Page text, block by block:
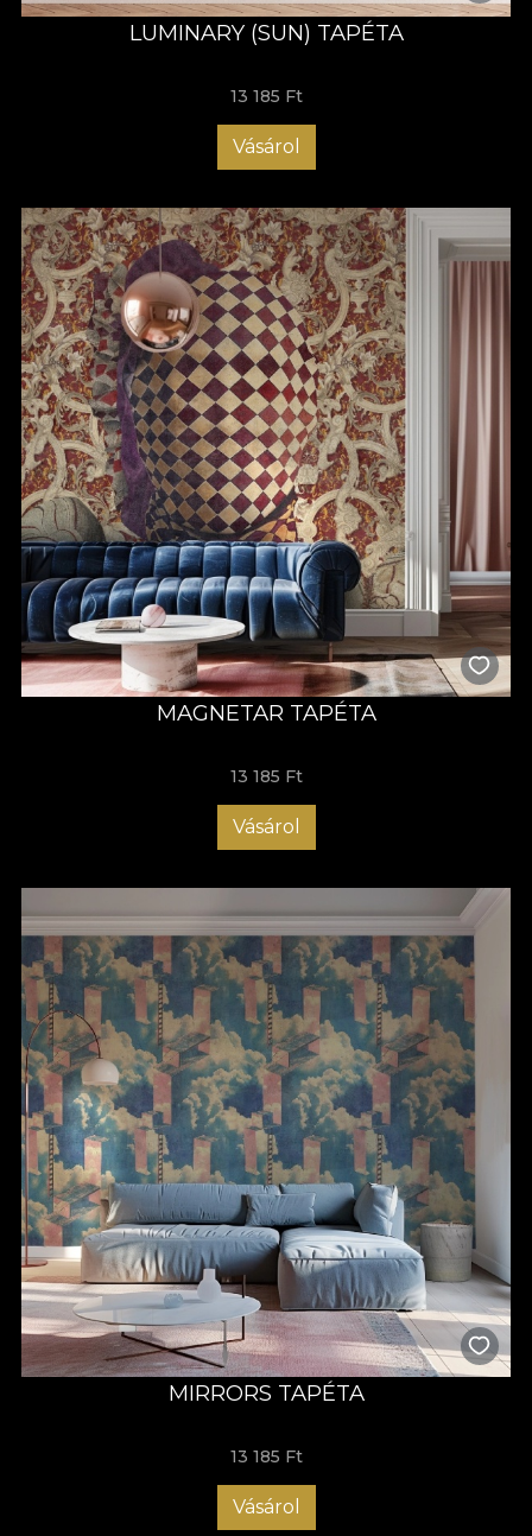
LUMINARY (SUN) TAPÉTA
13 185 Ft
Vásárol
MAGNETAR TAPÉTA
13 185 Ft
Vásárol
MIRRORS TAPÉTA
13 185 Ft
Vásárol